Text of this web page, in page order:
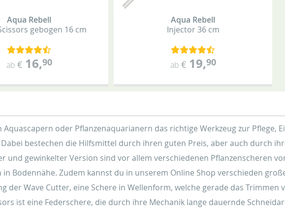
Aqua Rebell
gebogen 16 cm
ab € 16,90
Aqua Rebell
Injector 36 cm
ab € 19,90
oder Pflanzenaquarianern das richtige Werkzeug zur Pflege,
bestechen die Hilfsmittel durch ihren guten Preis, aber auch durch
und gewinkelter Version sind vor allem verschiedenen Pflanzenscheren
Bodennähe. Zudem kannst du in unserem Online Shop verschieden
der Wave Cutter, eine Schere in Wellenform, welche gerade das Trimmen
ist eine Federschere, die durch ihre Mechanik lange dauernde